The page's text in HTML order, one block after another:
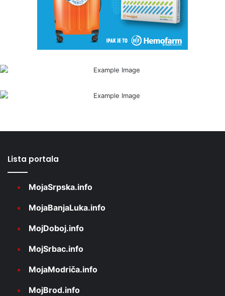
Lista portala
MojaSrpska.info
MojaBanjaLuka.info
MojDoboj.info
MojSrbac.info
MojaModriča.info
MojBrod.info